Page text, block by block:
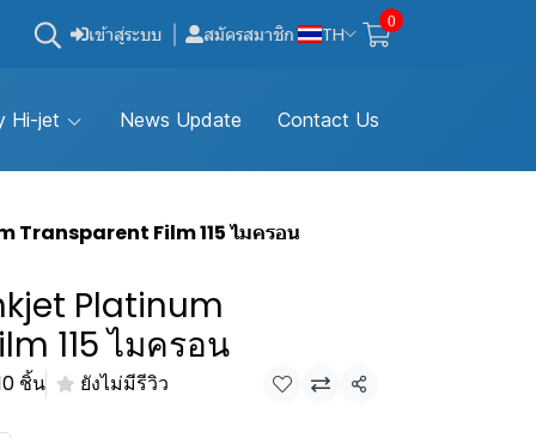
เข้าสู่ระบบ สมัครสมาชิก TH
0
Hi-jet News Update Contact Us
Film 115 ไมครอน
Platinum
115 ไมครอน
ชิ้น ยังไม่มีรีวิว
แชร์